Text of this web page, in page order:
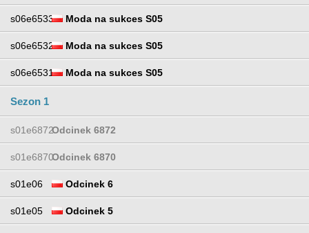
s06e6533 Moda na sukces S05
s06e6532 Moda na sukces S05
s06e6531 Moda na sukces S05
Sezon 1
s01e6872Odcinek 6872
s01e6870Odcinek 6870
s01e06 Odcinek 6
s01e05 Odcinek 5